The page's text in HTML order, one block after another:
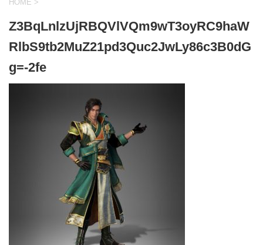
HOME >
Z3BqLnlzUjRBQVlVQm9wT3oyRC9haW
RlbS9tb2MuZ21pd3Quc2JwLy86c3B0dG
g=-2fe